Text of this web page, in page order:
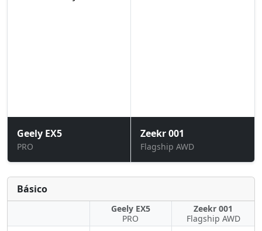
Geely EX5
PRO
Zeekr 001
Flagship AWD
Básico
Geely EX5
PRO
Zeekr 001
Flagship AWD